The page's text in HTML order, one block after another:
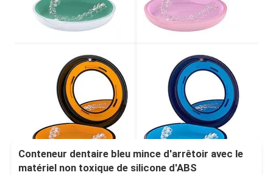
Conteneur dentaire bleu mince d'arrêtoir avec le
matériel non toxique de silicone d'ABS